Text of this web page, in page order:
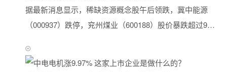
据最新消息显示，稀缺资源概念股午后领跌，冀中能源
（000937）跌停，兖州煤业（600188）股价暴跌超过9…